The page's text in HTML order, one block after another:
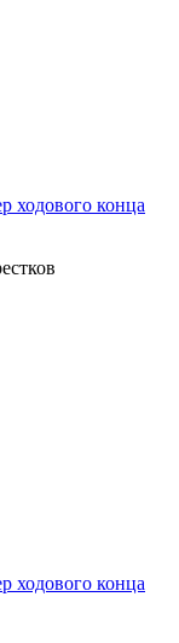
ходового конца
ходового конца